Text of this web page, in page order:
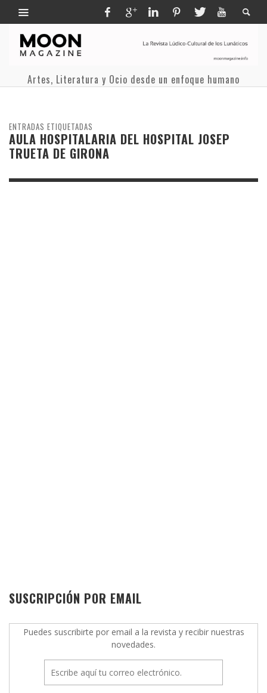
Artes, Literatura y Ocio desde un enfoque humano
ENTRADAS ETIQUETADAS
AULA HOSPITALARIA DEL HOSPITAL JOSEP
TRUETA DE GIRONA
SUSCRIPCIÓN POR EMAIL
Puedes suscribirte por email a la revista y recibir nuestras
novedades.